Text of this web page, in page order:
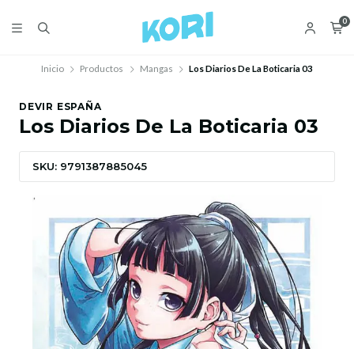
0
Inicio Productos Mangas Los Diarios De La Boticaria 03
DEVIR ESPAÑA
Los Diarios De La Boticaria 03
SKU: 9791387885045